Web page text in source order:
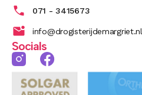
071 - 3415673
info@drogisterijdemargriet.nl
Socials